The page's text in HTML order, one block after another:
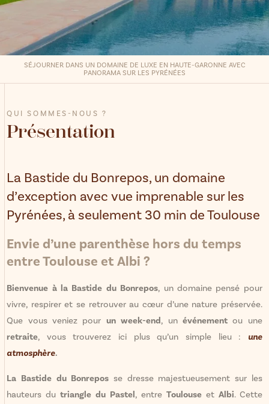
SÉJOURNER DANS UN DOMAINE DE LUXE EN HAUTE-GARONNE AVEC
PANORAMA SUR LES PYRÉNÉES
QUI SOMMES-NOUS ?
Présentation
La Bastide du Bonrepos, un domaine
d’exception avec vue imprenable sur les
Pyrénées, à seulement 30 min de Toulouse
Envie d’une parenthèse hors du temps
entre Toulouse et Albi ?
Bienvenue à la Bastide du Bonrepos, un domaine pensé pour
vivre, respirer et se retrouver au cœur d’une nature préservée.
Que vous veniez pour un week-end, unévénement ou une
retraite, vous trouverez ici plus qu’un simple lieu : une
atmosphère.
La Bastide du Bonrepos se dresse majestueusement sur les
hauteurs dutriangle du Pastel, entre Toulouseet Albi. Cette